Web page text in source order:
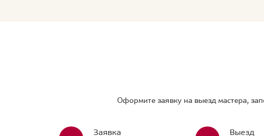
Оформите заявку на выезд мастера,
Заявка Выезд